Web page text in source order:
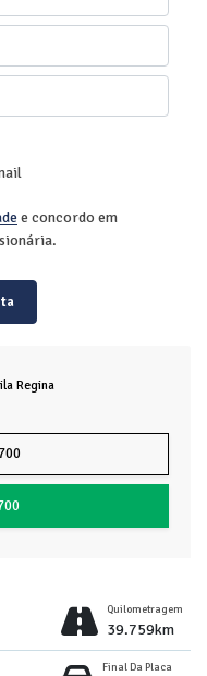
Regina
e concordo em
Quilometragem
39.759km
Final Da Placa